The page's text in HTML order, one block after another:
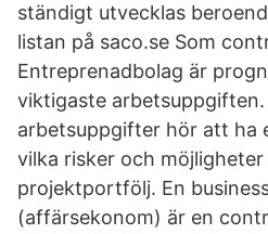
ständigt utvecklas
listan på saco.se Som
Entreprenadbolag är
viktigaste arbetsuppgiften.
arbetsuppgifter hör att ha
vilka risker och
projektportfölj. En
(affärsekonom) är en